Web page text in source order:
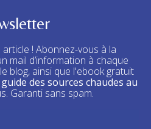
! Abonnez-vous à la
mail d’information à chaque
blog, ainsi que l'ebook gratuit
des sources chaudes au
Garanti sans spam.